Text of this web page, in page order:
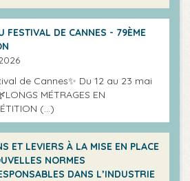
FESTIVAL DE CANNES - 79ÈME
de Cannes✨ Du 12 au 23 mai
MÉTRAGES EN
(…)
ET LEVIERS À LA MISE EN PLACE
NORMES
DANS L’INDUSTRIE